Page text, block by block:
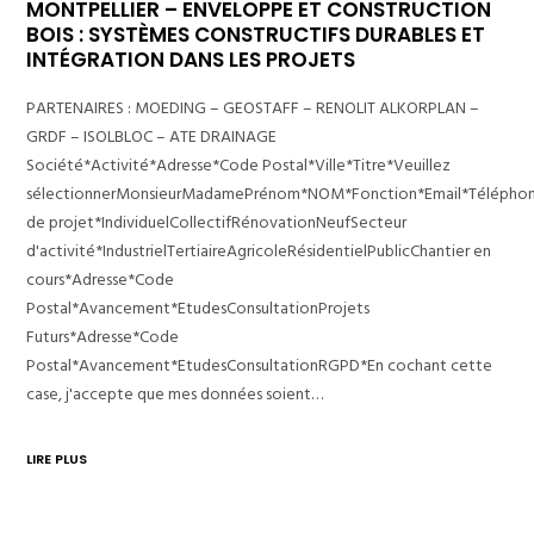
MONTPELLIER – ENVELOPPE ET CONSTRUCTION
BOIS : SYSTÈMES CONSTRUCTIFS DURABLES ET
INTÉGRATION DANS LES PROJETS
PARTENAIRES : MOEDING – GEOSTAFF – RENOLIT ALKORPLAN –
GRDF – ISOLBLOC – ATE DRAINAGE
Société*Activité*Adresse*Code Postal*Ville*Titre*Veuillez
de projet*IndividuelCollectifRénovationNeufSecteur
d'activité*IndustrielTertiaireAgricoleRésidentielPublicChantier en
cours*Adresse*Code
Postal*Avancement*EtudesConsultationProjets
Futurs*Adresse*Code
Postal*Avancement*EtudesConsultationRGPD*En cochant cette
case, j'accepte que mes données soient…
LIRE PLUS